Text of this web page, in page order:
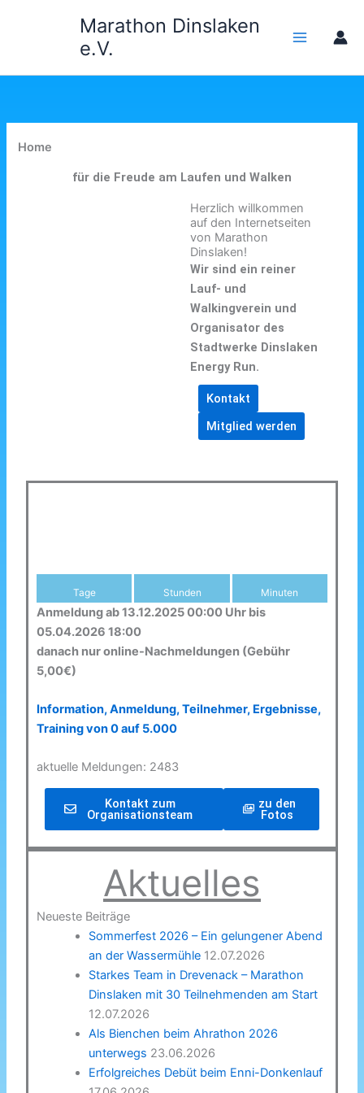
Marathon Dinslaken
e.V.
Home
für die Freude am Laufen und Walken
Herzlich willkommen
auf den Internetseiten
von Marathon
Dinslaken!
Wir sind ein reiner
Lauf- und
Walkingverein und
Organisator des
Stadtwerke Dinslaken
Energy Run.
Kontakt
Mitglied werden
Tage Stunden Minuten
Anmeldung ab 13.12.2025 00:00 Uhr bis
05.04.2026 18:00
danach nur online-Nachmeldungen (Gebühr
5,00€)
Information, Anmeldung, Teilnehmer, Ergebnisse,
Training von 0 auf 5.000
aktuelle Meldungen: 2483
Kontakt zum
Organisationsteam
zu den
Fotos
Aktuelles
Neueste Beiträge
Sommerfest 2026 – Ein gelungener Abend
an der Wassermühle 12.07.2026
Starkes Team in Drevenack – Marathon
Dinslaken mit 30 Teilnehmenden am Start
12.07.2026
Als Bienchen beim Ahrathon 2026
unterwegs 23.06.2026
Erfolgreiches Debüt beim Enni-Donkenlauf